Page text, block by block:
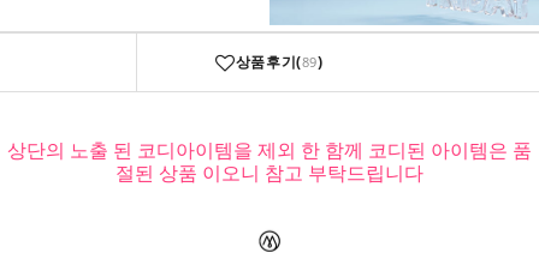
상품후기(89)
상단의 노출 된 코디아이템을 제외 한 함께 코디된 아이템은 품
절된 상품 이오니 참고 부탁드립니다